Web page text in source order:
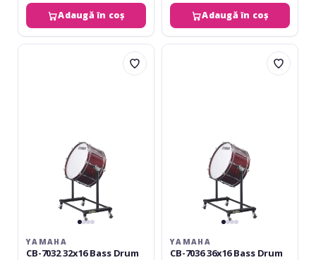
Adaugă în coș Adaugă în coș
Yamaha
YAMAHA
CB-7032 32x16 Bass Drum
Yamaha
YAMAHA
CB-7036 36x16 Bass Drum